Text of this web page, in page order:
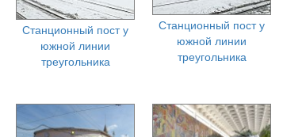
Станционный пост у
южной линии
треугольника
Станционный пост у
южной линии
треугольника